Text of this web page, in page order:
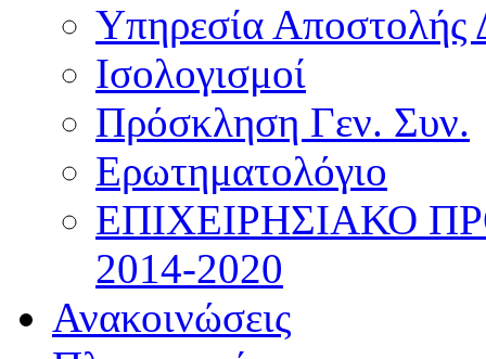
Υπηρεσία Αποστολής
Ισολογισμοί
Πρόσκληση Γεν. Συν.
Ερωτηματολόγιο
ΕΠΙΧΕΙΡΗΣΙΑΚΟ
2014-2020
Ανακοινώσεις